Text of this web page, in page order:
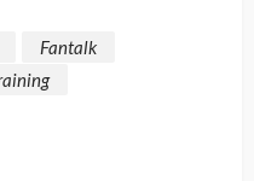
Fantalk